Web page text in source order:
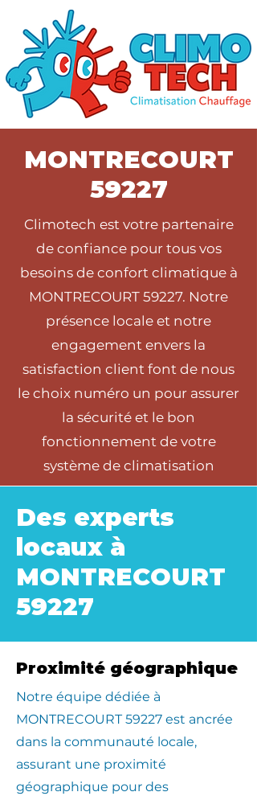
MONTRECOURT
59227
Climotech est votre partenaire
de confiance pour tous vos
besoins de confort climatique à
MONTRECOURT 59227. Notre
présence locale et notre
engagement envers la
satisfaction client font de nous
le choix numéro un pour assurer
la sécurité et le bon
fonctionnement de votre
système de climatisation
Des experts
locaux à
MONTRECOURT
59227
Proximité géographique
​Notre équipe dédiée à
MONTRECOURT 59227 est ancrée
dans la communauté locale,
assurant une proximité
géographique pour des